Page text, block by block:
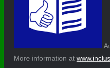
More information at